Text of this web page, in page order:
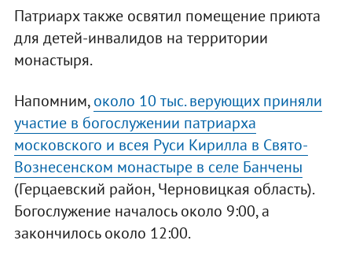
Патриарх также освятил помещение приюта
для детей-инвалидов на территории
монастыря.
Напомним,около 10 тыс. верующих приняли
участие в богослужении патриарха
московского и всея Руси Кирилла в Свято-
Вознесенском монастыре в селе Банчены
(Герцаевский район, Черновицкая область).
Богослужение началось около 9:00, а
закончилось около 12:00.